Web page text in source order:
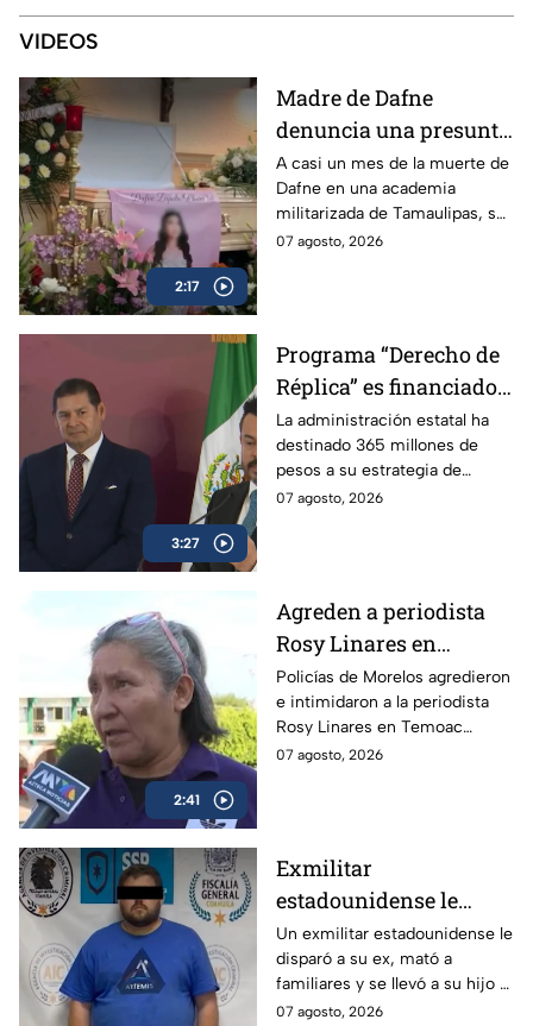
VIDEOS
2:17
Madre de Dafne
denuncia una presunta
red familiar tras la
muerte de su hija en
Tamaulipas
A casi un mes de la muerte de
Dafne en una academia
militarizada de Tamaulipas, su
madre exige justicia y
07 agosto, 2026
3:27
Programa “Derecho de
Réplica” es financiado
con dinero de los
poblanos, pero se usa
para atacar a la prensa
crítica
La administración estatal ha
destinado 365 millones de
pesos a su estrategia de
comunicación social, lo que
07 agosto, 2026
2:41
Agreden a periodista
Rosy Linares en
Morelos durante
cobertura del asesinato
del alcalde de Temoac
Policías de Morelos agredieron
e intimidaron a la periodista
Rosy Linares en Temoac
mientras realizaba una
07 agosto, 2026
Exmilitar
estadounidense le
disparó a su ex en
Saltillo, mató a
familiares y se llevó a
Un exmilitar estadounidense le
disparó a su ex, mató a
familiares y se llevó a su hijo a
la frontera.
07 agosto, 2026